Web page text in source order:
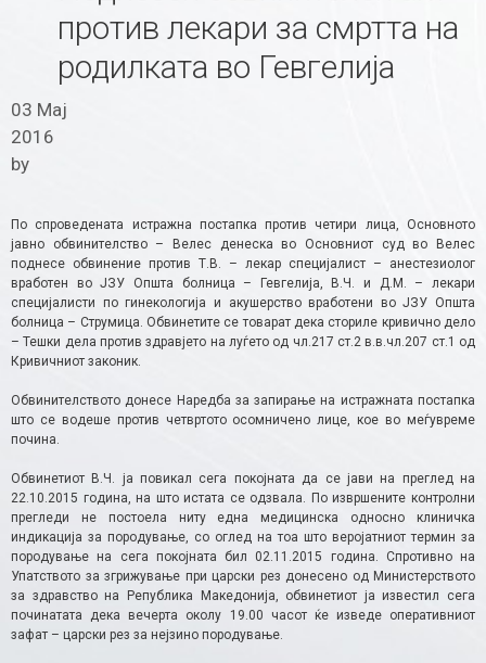
против лекари за смртта на
родилката во Гевгелија
03 Мај
2016
by
По спроведената истражна постапка против четири лица, Основното
јавно обвинителство – Велес денеска во Основниот суд во Велес
поднесе обвинение против Т.В. – лекар специјалист – анестезиолог
вработен во ЈЗУ Општа болница – Гевгелија, В.Ч. и Д.М. – лекари
специјалисти по гинекологија и акушерство вработени во ЈЗУ Општа
болница – Струмица. Обвинетите се товарат дека сториле кривично дело
– Тешки дела против здравјето на луѓето од чл.217 ст.2 в.в.чл.207 ст.1 од
Кривичниот законик.
Обвинителството донесе Наредба за запирање на истражната постапка
што се водеше против четвртото осомничено лице, кое во меѓувреме
почина.
Обвинетиот В.Ч. ја повикал сега покојната да се јави на преглед на
22.10.2015 година, на што истата се одзвала. По извршените контролни
прегледи не постоела ниту една медицинска односно клиничка
индикација за породување, со оглед на тоа што веројатниот термин за
породување на сега покојната бил 02.11.2015 година. Спротивно на
Упатството за згрижување при царски рез донесено од Министерството
за здравство на Република Македонија, обвинетиот ја известил сега
починатата дека вечерта околу 19.00 часот ќе изведе оперативниот
зафат – царски рез за нејзино породување.